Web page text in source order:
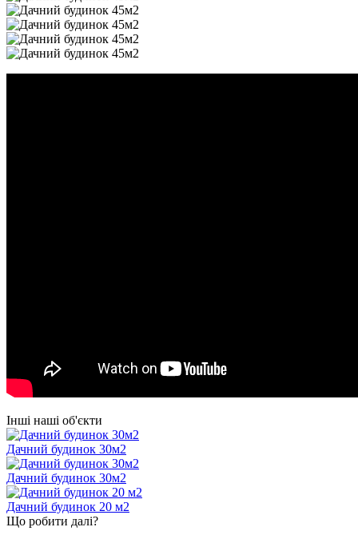
Інші наші об'єкти
Дачний будинок 30м2
Дачний будинок 30м2
Дачний будинок 20 м2
Що робити далі?